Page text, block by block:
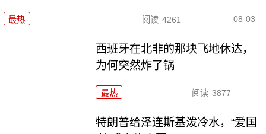
最热 阅读 4261 08-03
西班牙在北非的那块飞地休达，
为何突然炸了锅
最热 阅读 3877
特朗普给泽连斯基泼冷水，“爱国